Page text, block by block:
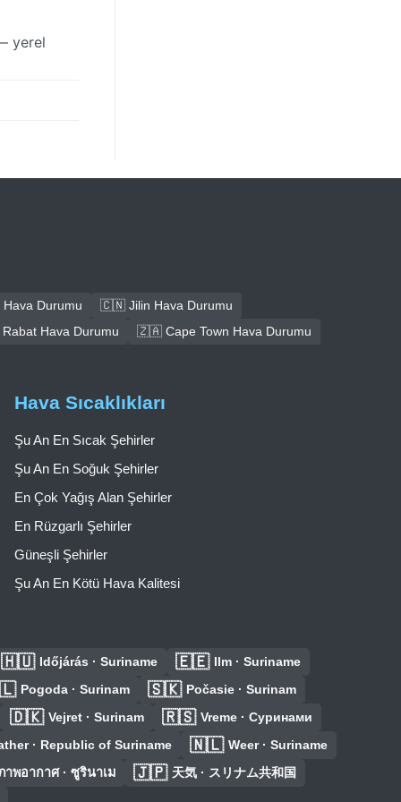
yerel
Durumu
🇨🇳 Jilin Hava Durumu
Hava Durumu
🇿🇦 Cape Town Hava Durumu
Hava Sıcaklıkları
Şu An En Sıcak Şehirler
Şu An En Soğuk Şehirler
En Çok Yağış Alan Şehirler
En Rüzgarlı Şehirler
Güneşli Şehirler
Şu An En Kötü Hava Kalitesi
🇭🇺 Időjárás · Suriname 🇪🇪 Ilm · Suriname
Pogoda · Surinam 🇸🇰 Počasie · Surinam
🇩🇰 Vejret · Surinam 🇷🇸 Vreme · Суринами
· Republic of Suriname 🇳🇱 Weer · Suriname
าพอากาศ · ซูรินาเม 🇯🇵 天気 · スリナム共和国